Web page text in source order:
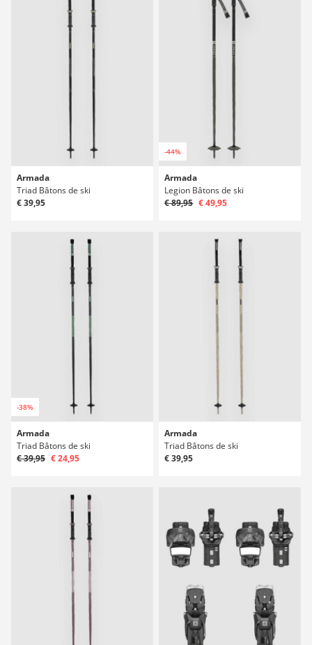
Armada
Triad Bâtons de ski
€ 39,95
-44%
Armada
Legion Bâtons de ski
€ 89,95 € 49,95
-38%
Armada
Triad Bâtons de ski
€ 39,95 € 24,95
Armada
Triad Bâtons de ski
€ 39,95